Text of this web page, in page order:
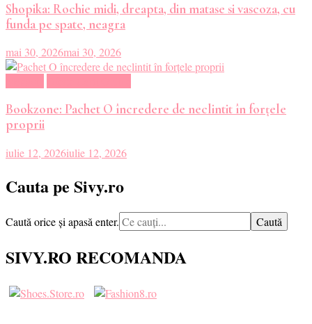
Shopika: Rochie midi, dreapta, din matase si vascoza, cu
funda pe spate, neagra
mai 30, 2026mai 30, 2026
Bookzone: Pachet O încredere de neclintit în forțele
proprii
iulie 12, 2026iulie 12, 2026
Cauta pe Sivy.ro
Cauți
Caută orice și apasă enter.
SIVY.RO RECOMANDA